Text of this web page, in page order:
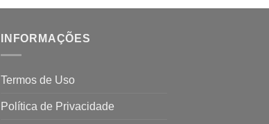
INFORMAÇÕES
Termos de Uso
Política de Privacidade